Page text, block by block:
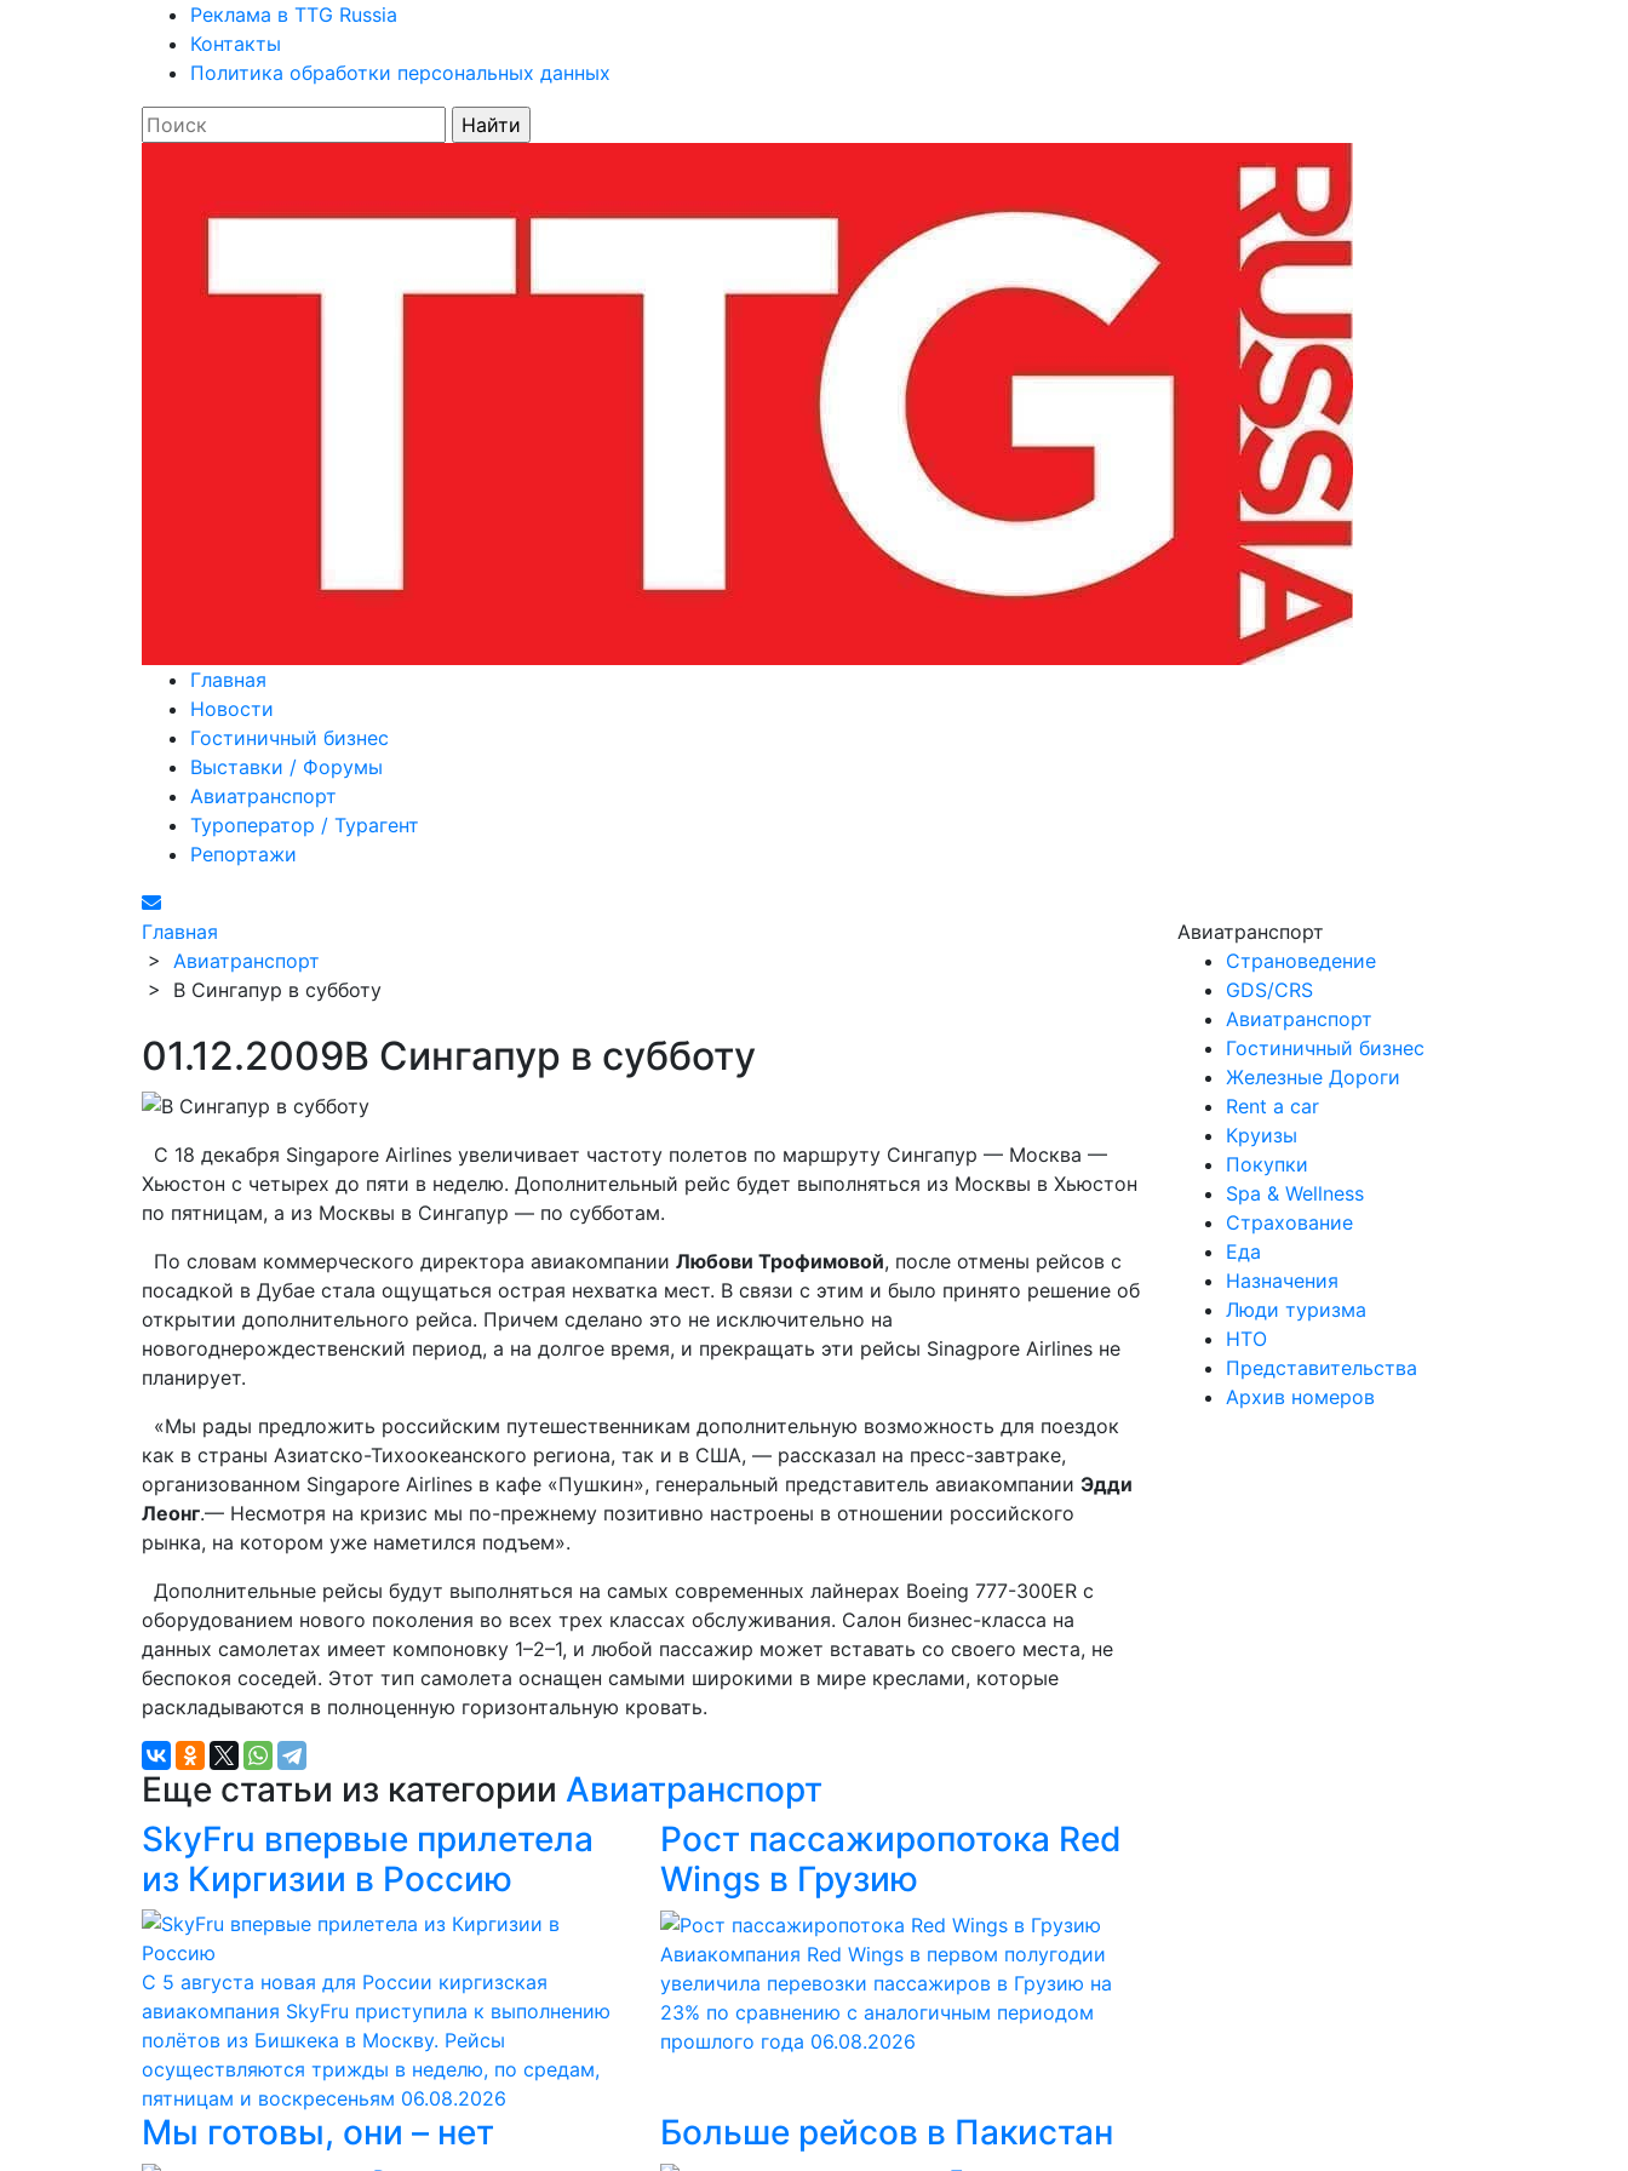
Реклама в TTG Russia
Контакты
Политика обработки персональных данных
Главная
Новости
Гостиничный бизнес
Выставки / Форумы
Авиатранспорт
Туроператор / Турагент
Репортажи
Главная
> Авиатранспорт
> В Сингапур в субботу
01.12.2009В Сингапур в субботу
С 18 декабря Singapore Airlines увеличивает частоту полетов по маршруту Сингапур — Москва —
Хьюстон с четырех до пяти в неделю. Дополнительный рейс будет выполняться из Москвы в Хьюстон
по пятницам, а из Москвы в Сингапур — по субботам.
По словам коммерческого директора авиакомпании Любови Трофимовой, после отмены рейсов с
посадкой в Дубае стала ощущаться острая нехватка мест. В связи с этим и было принято решение об
открытии дополнительного рейса. Причем сделано это не исключительно на
новогоднерождественский период, а на долгое время, и прекращать эти рейсы Sinagpore Airlines не
планирует.
«Мы рады предложить российским путешественникам дополнительную возможность для поездок
как в страны Азиатско-Тихоокеанского региона, так и в США, — рассказал на пресс-завтраке,
организованном Singapore Airlines в кафе «Пушкин», генеральный представитель авиакомпании Эдди
Леонг.— Несмотря на кризис мы по-прежнему позитивно настроены в отношении российского
рынка, на котором уже наметился подъем».
Дополнительные рейсы будут выполняться на самых современных лайнерах Boeing 777-300ER с
оборудованием нового поколения во всех трех классах обслуживания. Салон бизнес-класса на
данных самолетах имеет компоновку 1–2–1, и любой пассажир может вставать со своего места, не
беспокоя соседей. Этот тип самолета оснащен самыми широкими в мире креслами, которые
раскладываются в полноценную горизонтальную кровать.
Еще статьи из категории Авиатранспорт
SkyFru впервые прилетела
из Киргизии в Россию
С 5 августа новая для России киргизская
авиакомпания SkyFru приступила к выполнению
полётов из Бишкека в Москву. Рейсы
осуществляются трижды в неделю, по средам,
пятницам и воскресеньям 06.08.2026
Рост пассажиропотока Red
Wings в Грузию
Авиакомпания Red Wings в первом полугодии
увеличила перевозки пассажиров в Грузию на
23% по сравнению с аналогичным периодом
прошлого года 06.08.2026
Мы готовы, они – нет Больше рейсов в Пакистан
Авиатранспорт
Страноведение
GDS/CRS
Авиатранспорт
Гостиничный бизнес
Железные Дороги
Rent a car
Круизы
Покупки
Spa & Wellness
Страхование
Еда
Назначения
Люди туризма
НТО
Представительства
Архив номеров